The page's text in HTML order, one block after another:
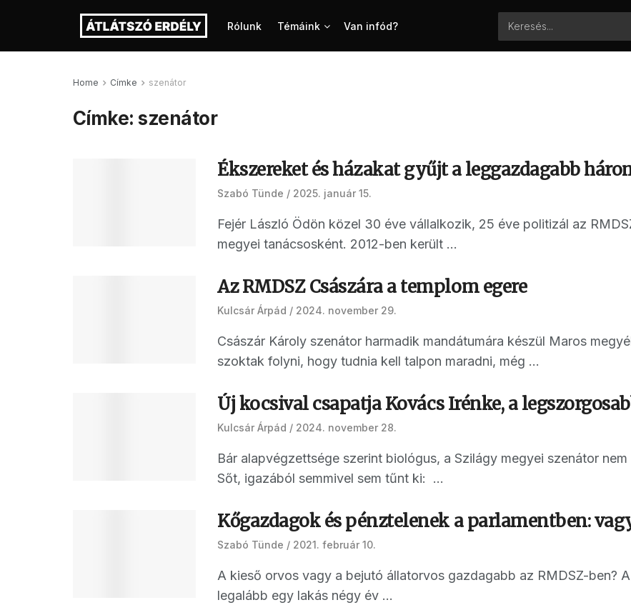
Rólunk Témáink Van infód?
Home Címke szenátor
Címke:szenátor
Ékszereket és házakat gyűjt a leggazdagabb
Szabó Tünde 2025. január 15.
Fejér László Ödön közel 30 éve vállalkozik, 25 éve politizál az
megyei tanácsosként. 2012-ben került ...
Az RMDSZ Császára a templom egere
Kulcsár Árpád 2024. november 29.
Császár Károly szenátor harmadik mandátumára készül Maros
szoktak folyni, hogy tudnia kell talpon maradni, még ...
Új kocsival csapatja Kovács Irénke, a
Kulcsár Árpád 2024. november 28.
Bár alapvégzettsége szerint biológus, a Szilágy megyei szenátor
Sőt, igazából semmivel sem tűnt ki: ...
Kőgazdagok és pénztelenek a parlamentben:
Szabó Tünde 2021. február 10.
A kieső orvos vagy a bejutó állatorvos gazdagabb az RMDSZ-ben?
legalább egy lakás négy év ...